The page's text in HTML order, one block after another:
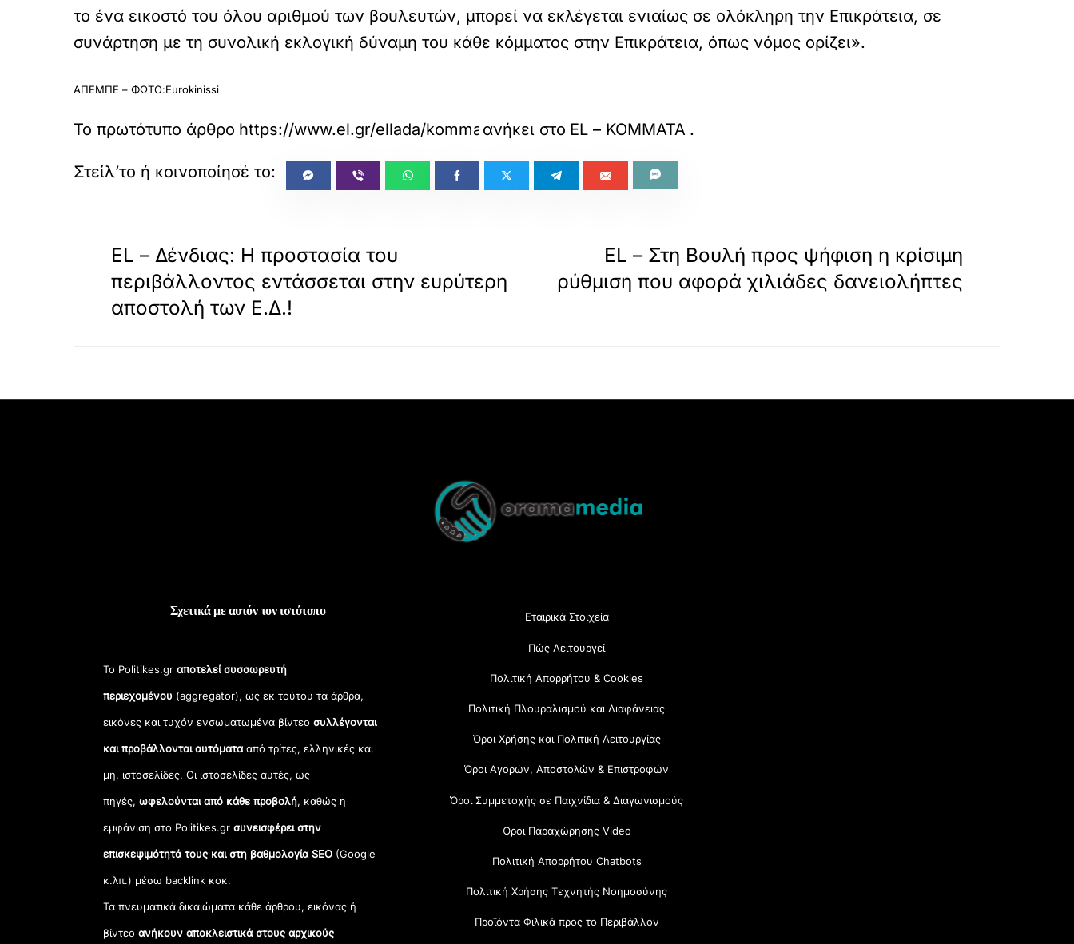
το ένα εικοστό του όλου αριθμού των βουλευτών, μπορεί να εκλέγεται ενιαίως σε ολόκληρη την Eπικράτεια, σε
συνάρτηση με τη συνολική εκλογική δύναμη του κάθε κόμματος στην Eπικράτεια, όπως νόμος ορίζει».
ΑΠΕΜΠΕ – ΦΩΤΟ:Eurokinissi
Το πρωτότυπο άρθρο https://www.el.gr/ellada/kommata/katargisi-amnistias-gia-politika-egk/
ανήκει στο EL – ΚΟΜΜΑΤΑ .
EL – Δένδιας: Η προστασία του
περιβάλλοντος εντάσσεται στην ευρύτερη
αποστολή των Ε.Δ.!
EL – Στη Βουλή προς ψήφιση η κρίσιμη
ρύθμιση που αφορά χιλιάδες δανειολήπτες
Top
Σχετικά με αυτόν τον ιστότοπο
Το Politikes.grαποτελεί συσσωρευτή
περιεχομένου (aggregator), ως εκ τούτου τα άρθρα,
εικόνες και τυχόν ενσωματωμένα βίντεοσυλλέγονται
και προβάλλονται αυτόματααπό τρίτες, ελληνικές και
μη, ιστοσελίδες. Οι ιστοσελίδες αυτές, ως
πηγές,ωφελούνται από κάθε προβολή, καθώς η
εμφάνιση στο Politikes.gr συνεισφέρει στην
επισκεψιμότητά τους και στη βαθμολογία SEO (Google
κ.λπ.) μέσω backlink κοκ.
Τα πνευματικά δικαιώματα κάθε άρθρου, εικόνας ή
βίντεοανήκουν αποκλειστικά στους αρχικούς
Εταιρικά Στοιχεία
Πώς Λειτουργεί
Πολιτική Απορρήτου & Cookies
Πολιτική Πλουραλισμού και Διαφάνειας
Όροι Χρήσης και Πολιτική Λειτουργίας
Όροι Αγορών, Αποστολών & Επιστροφών
Όροι Συμμετοχής σε Παιχνίδια & Διαγωνισμούς
Όροι Παραχώρησης Video
Πολιτική Απορρήτου Chatbots
Πολιτική Χρήσης Τεχνητής Νοημοσύνης
Προϊόντα Φιλικά προς το Περιβάλλον